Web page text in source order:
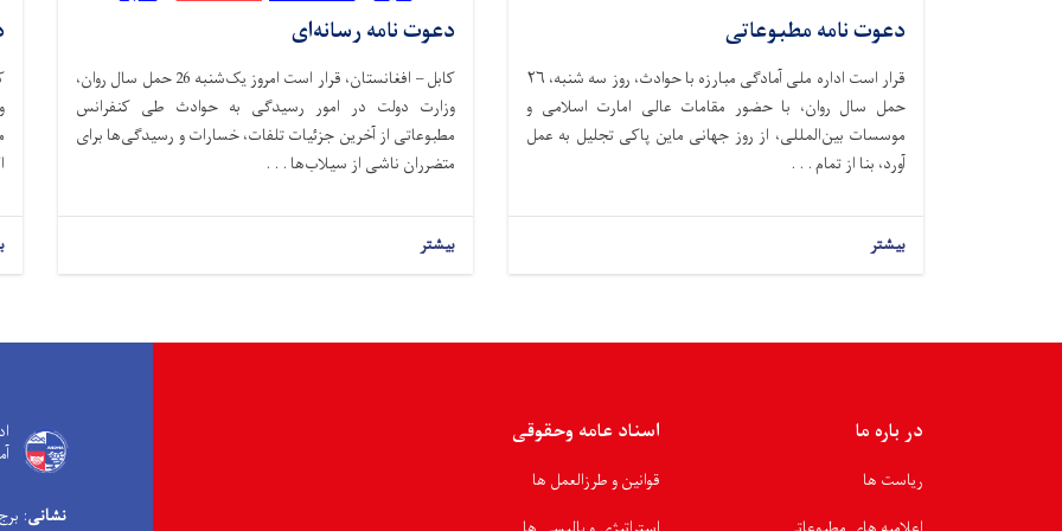
دعوت نامه مطبوعاتی
قرار است اداره ملی آمادگی مبارزه با حوادث،‌ روز سه شنبه، ۲۶
حمل سال روان، با حضور مقامات عالی امارت اسلامی و
موسسات بین‌المللی، از روز جهانی ماین پاکی تجلیل به عمل
آورد، بنا از تمام . . .
بیشتر
دعوت نامه رسانه‌ای
کابل – افغانستان، قرار است امروز یک‌شنبه 26 حمل سال روان،
وزارت دولت در امور رسیدگی به حوادث طی کنفرانس
مطبوعاتی از آخرین جزئیات تلفات، خسارات و رسیدگی‌ها برای
متضرران ناشی از سیلاب‌ها . . .
بیشتر
در باره ما
ریاست ها
اسناد عامه وحقوقی
قوانین و طرزالعمل ها
نشانی: